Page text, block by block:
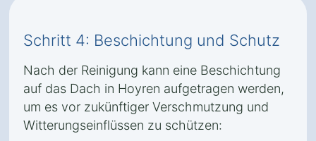
Schritt 4: Beschichtung und Schutz
Nach der Reinigung kann eine Beschichtung
auf das Dach in Hoyren aufgetragen werden,
um es vor zukünftiger Verschmutzung und
Witterungseinflüssen zu schützen: